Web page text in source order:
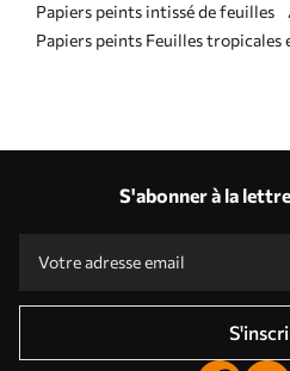
Papiers peints intissé de feuilles
Papiers peints Feuilles
S'abonner à la